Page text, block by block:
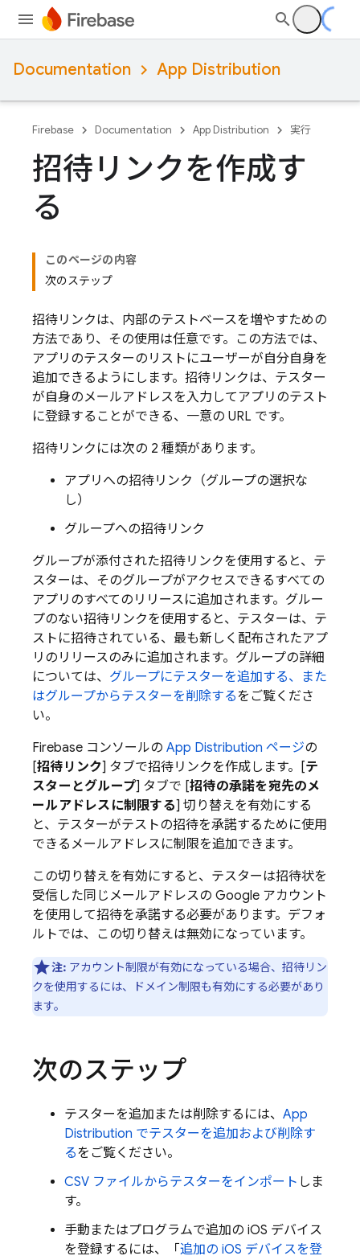
Documentation App Distribution
Firebase Documentation App Distribution 実行
招待リンクを作成す
る
このページの内容
次のステップ
招待リンクは、内部のテストベースを増やすための
方法であり、その使用は任意です。この方法では、
アプリのテスターのリストにユーザーが自分自身を
追加できるようにします。 招待リンクは、テスター
が自身のメールアドレスを入力してアプリのテスト
に登録することができる、一意の URL です。
招待リンクには次の 2 種類があります。
アプリへの招待リンク（グループの選択な
し）
グループへの招待リンク
グループが添付された招待リンクを使用すると、テ
スターは、そのグループがアクセスできるすべての
アプリのすべてのリリースに追加されます。グルー
プのない招待リンクを使用すると、テスターは、テ
ストに招待されている、最も新しく配布されたアプ
リのリリースのみに追加されます。グループの詳細
については、 グループにテスターを追加する、また
はグループからテスターを削除するをご覧くださ
い。
Firebase コンソールの App Distribution ページの
[招待リンク] タブで招待リンクを作成します。[テ
スターとグループ] タブで [招待の承諾を宛先のメ
ールアドレスに制限する] 切り替えを有効にする
と、テスターがテストの招待を承諾するために使用
できるメールアドレスに制限を追加できます。
この切り替えを有効にすると、テスターは招待状を
受信した同じメールアドレスの Google アカウント
を使用して招待を承諾する必要があります。デフォ
ルトでは、この切り替えは無効になっています。
注: アカウント制限が有効になっている場合、招待リン
クを使用するには、ドメイン制限も有効にする必要があり
ます。
次のステップ
テスターを追加または削除するには、 App
Distribution でテスターを追加および削除す
るをご覧ください。
CSV ファイルからテスターをインポート しま
す。
手動またはプログラムで追加の iOS デバイス
を登録するには、「 追加の iOS デバイスを登